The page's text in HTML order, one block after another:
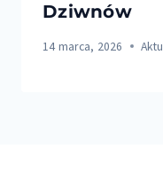
Dziwnów
14 marca, 2026